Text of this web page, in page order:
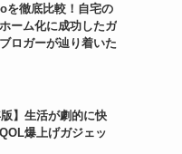
を徹底比較！自宅の
ーム化に成功したガ
ロガーが辿り着いた
版】生活が劇的に快
爆上げガジェッ